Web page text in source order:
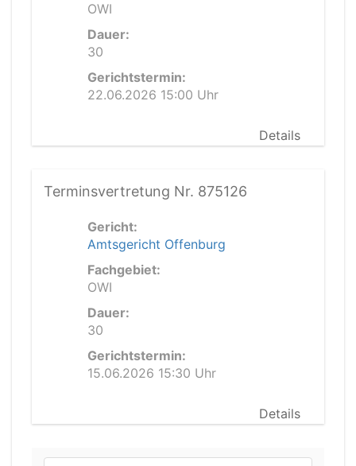
OWI
Dauer:
30
Gerichtstermin:
22.06.2026 15:00 Uhr
Details
Terminsvertretung Nr. 875126
Gericht:
Amtsgericht Offenburg
Fachgebiet:
OWI
Dauer:
30
Gerichtstermin:
15.06.2026 15:30 Uhr
Details